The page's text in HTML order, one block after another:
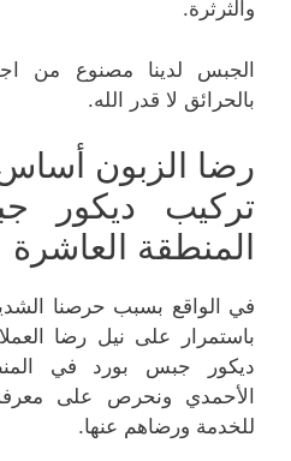
والثرثرة.
الجبس لدينا مصنوع من
بالحرائق لا قدر الله.
رضا الزبون
تركيب ديكور
المنطقة العاشرة
في الواقع بسبب حرصنا
باستمرار على نيل رضا
ديكور جبس بورد في
الأحمدي ونحرص على
للخدمة ورضاهم عنها.